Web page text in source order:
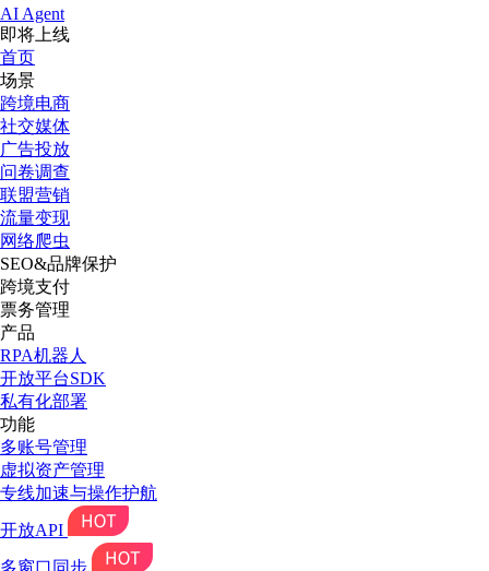
AI Agent
即将上线
首页
场景
跨境电商
社交媒体
广告投放
问卷调查
联盟营销
流量变现
网络爬虫
SEO&品牌保护
跨境支付
票务管理
产品
RPA机器人
开放平台SDK
私有化部署
功能
多账号管理
虚拟资产管理
专线加速与操作护航
开放API
多窗口同步